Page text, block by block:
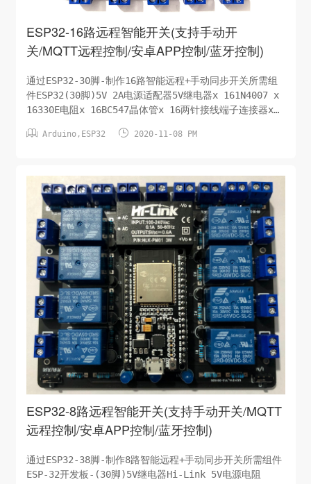
ESP32-16路远程智能开关(支持手动开
关/MQTT远程控制/安卓APP控制/蓝牙控制)
通过ESP32-30脚-制作16路智能远程+手动同步开关所需组
件ESP32(30脚)5V 2A电源适配器5V继电器x 161N4007 x
16330E电阻x 16BC547晶体管x 16两针接线端子连接器x
处省略/待分享PCB设计图及分享下载在Easyeda.com上传
 Arduino, ESP32  2020-11-08 PM
ESP32-8路远程智能开关(支持手动开关/MQTT
远程控制/安卓APP控制/蓝牙控制)
通过ESP32-38脚-制作8路智能远程+手动同步开关所需组件
ESP-32开发板-(30脚)5V继电器Hi-Link 5V电源电阻